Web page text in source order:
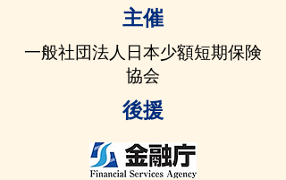
​主催
一般社団法人日本少額短期保険
協会
​後援